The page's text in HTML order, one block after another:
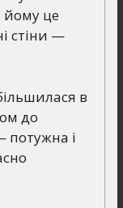
йому це
стіни —
в
до
потужна і